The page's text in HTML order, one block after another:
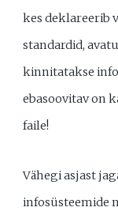
kes deklareerib
standardid,
kinnitatakse
ebasoovitav on
faile!
Vähegi asjast
infosüsteemide